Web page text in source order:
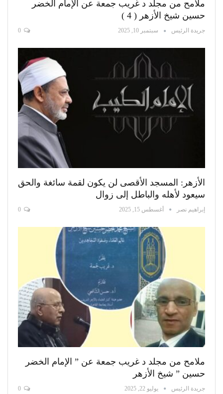
ملامح من مجلد د غريب جمعة عن الإمام الخضر
حسين شيخ الأزهر ( 4 )
جريدة الرئيس سبتمبر 10, 2025
الأزهر: المسجد الأقصى لن يكون لقمة سائغة والحق
سيعود لأهله والباطل إلى زوال
إبراهيم نصر أغسطس 15, 2025
ملامح من مجلد د غريب جمعة عن ” الإمام الخضر
حسين ” شيخ الأزهر
جريدة الرئيس يوليو 22, 2025